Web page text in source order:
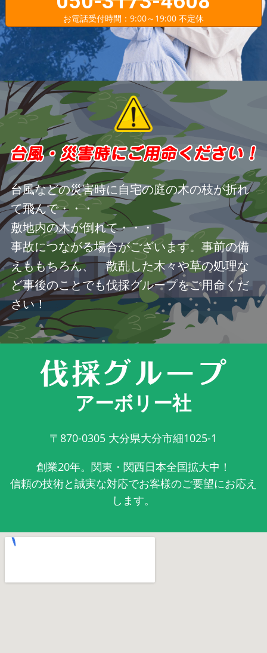
お電話受付時間：9:00～19:00 不定休
台風などの災害時に自宅の庭の木の枝が折れ
て飛んで・・・
敷地内の木が倒れて・・・
事故につながる場合がございます。事前の備
えももちろん、 散乱した木々や草の処理な
ど事後のことでも伐採グループをご用命くだ
さい！
アーボリー社
〒870-0305 大分県大分市細1025-1
創業20年。関東・関西日本全国拡大中！
信頼の技術と誠実な対応でお客様のご要望にお応え
します。